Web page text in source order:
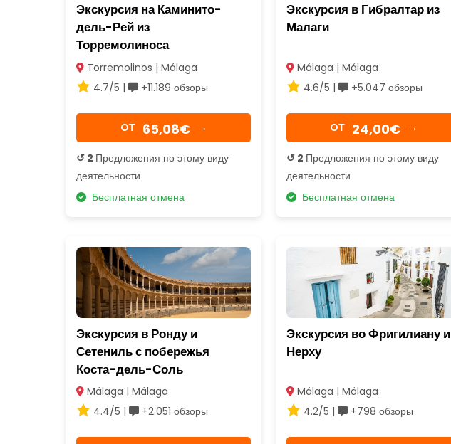
Экскурсия на Каминито-
дель-Рей из
Торремолиноса
Torremolinos | Málaga
4.7/5 |
+11.189 обзоры
OТ 65,08€ →
↺ 2 Предложения по этому виду
деятельности
Бесплатная отмена
Экскурсия в Гибралтар из
Малаги
Málaga | Málaga
4.6/5 |
+5.047 обзоры
OТ 24,00€ →
↺ 2 Предложения по этому виду
деятельности
Бесплатная отмена
Экскурсия в Ронду и
Сетениль с побережья
Коста-дель-Соль
Málaga | Málaga
4.4/5 |
+2.051 обзоры
Экскурсия во Фригилиану и
Нерху
Málaga | Málaga
4.2/5 |
+798 обзоры